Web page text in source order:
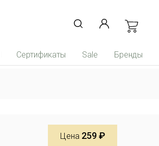
Сертификаты Sale Бренды
Цена 259 ₽